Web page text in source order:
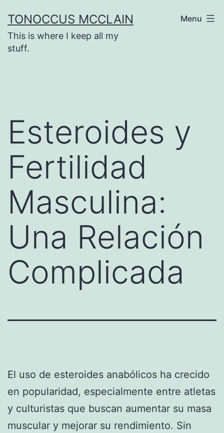
to
content
TONOCCUS MCCLAIN
This is where I keep all my
stuff.
Menu
Esteroides y
Fertilidad
Masculina:
Una Relación
Complicada
El uso de esteroides anabólicos ha crecido
en popularidad, especialmente entre atletas
y culturistas que buscan aumentar su masa
muscular y mejorar su rendimiento. Sin